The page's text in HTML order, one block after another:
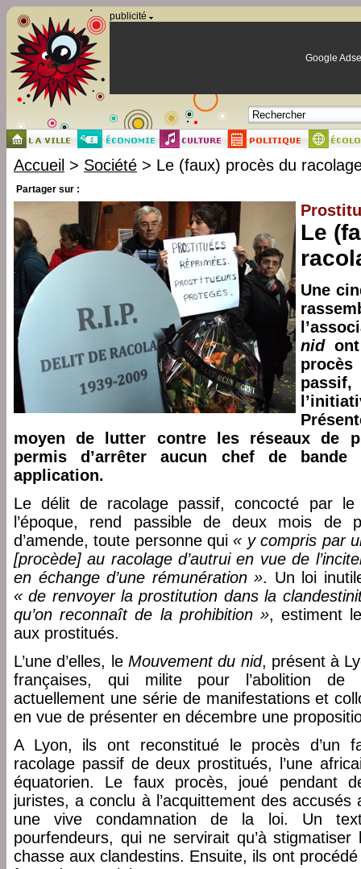
publicité
Google
Accueil > Société > Le (faux) procès du
Partager sur :
Le
Une
nidont
moyen de lutter contre les réseaux de
permis d’arrêter aucun chef de
application.
Le délit de racolage passif, concocté par le
l’époque, rend passible de deux mois de
d’amende, toute personne qui« y compris par
[procède] au racolage d’autrui en vue de
en échange d’une rémunération ». Un loi
« de renvoyer la prostitution dans la
qu’on reconnaît de la prohibition », estiment
aux prostitués.
L’une d’elles, le Mouvement du nid, présent à
françaises, qui milite pour l’abolition de
actuellement une série de manifestations et
en vue de présenter en décembre une
A Lyon, ils ont reconstitué le procès d’un
racolage passif de deux prostitués, l’une
équatorien. Le faux procès, joué pendant
juristes, a conclu à l’acquittement des
une vive condamnation de la loi. Un
pourfendeurs, qui ne servirait qu’à
chasse aux clandestins. Ensuite, ils ont
Panneau de gestion des cookies